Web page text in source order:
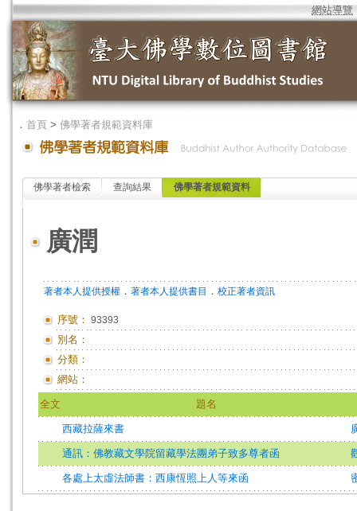
網站導覽
． 首頁 > 佛學著者規範資料庫
佛學著者檢索 查詢結果 佛學著者規範資料
廣潤
著者本人提供授權 ． 著者本人提供書目 ． 校正著者資訊
序號： 93393
別名：
分類：
網站：
全文 題名
西藏拉薩來書
通訊：佛教藏文學院留藏學法團弟子致多尊者函
各處上太虛法師書：西康恆照上人等來函